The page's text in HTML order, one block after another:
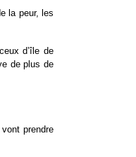
la peur, les
d’île de
de plus de
prendre